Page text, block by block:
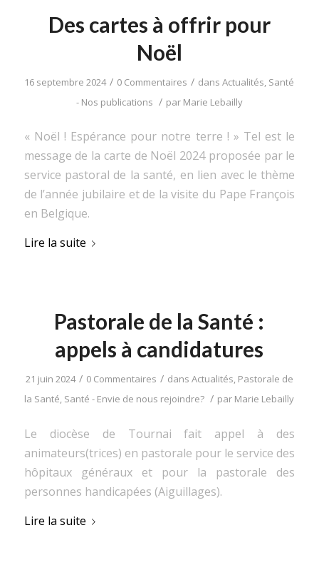
Des cartes à offrir pour
Noël
16 septembre 2024 / 0 Commentaires / dansActualités, Santé
- Nos publications / par Marie Lebailly
« Noël ! Espérance pour notre terre ! » Tel est le
message de la carte de Noël 2024 proposée par le
service pastoral de la santé, en lien avec le thème
de l’année jubilaire et de la visite du Pape François
en Belgique.
Lire la suite
Pastorale de la Santé :
appels à candidatures
21 juin 2024 / 0 Commentaires / dans Actualités, Pastorale de
la Santé, Santé - Envie de nous rejoindre? / par Marie Lebailly
Le diocèse de Tournai fait appel à des
animateurs(trices) en pastorale pour le service des
hôpitaux généraux et pour la pastorale des
personnes handicapées (Aiguillages).
Lire la suite